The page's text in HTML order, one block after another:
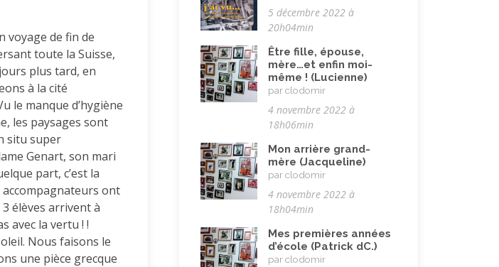
voyage de fin de
toute la Suisse,
plus tard, en
à la cité
le manque d’hygiène
les paysages sont
situ super
Genart, son mari
part, c’est la
accompagnateurs ont
élèves arrivent à
avec la vertu ! !
Nous faisons le
une pièce grecque
Solidarité (24)
Technologie (évolution) (24)
Travail (102)
(19)
Vieillissement (20)
Voyages (38)
5 décembre 2022 à
20h04min
Être fille, épouse,
mère…et enfin moi-
même ! (Lucienne)
par clodomir
4 novembre 2022 à
18h06min
Mon arrière grand-
mère (Jacqueline)
par clodomir
4 novembre 2022 à
18h04min
Mes premières années
d’école (Patrick dC.)
par clodomir